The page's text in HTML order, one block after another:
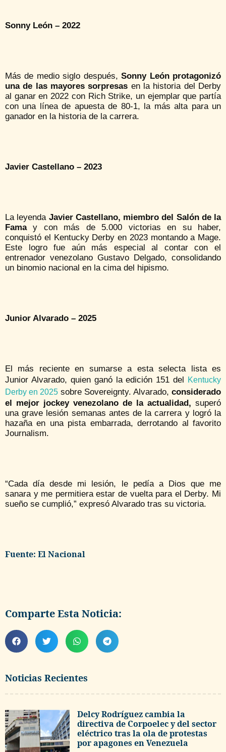
Noticias Recientes
Delcy Rodríguez cambia la
directiva de Corpoelec y del sector
eléctrico tras la ola de protestas
por apagones en Venezuela
Sonny León – 2022
Más de medio siglo después,Sonny León protagonizó
una de las mayores sorpresas en la historia del Derby
al ganar en 2022 con Rich Strike, un ejemplar que partía
con una línea de apuesta de 80-1, la más alta para un
ganador en la historia de la carrera.
Javier Castellano – 2023
La leyenda Javier Castellano, miembro del Salón de la
Famay con más de 5.000 victorias en su haber,
conquistó el Kentucky Derby en 2023 montando a Mage.
Este logro fue aún más especial al contar con el
entrenador venezolano Gustavo Delgado, consolidando
un binomio nacional en la cima del hipismo.
Junior Alvarado – 2025
El más reciente en sumarse a esta selecta lista es
Junior Alvarado, quien ganó la edición 151 del
Kentucky
Derby en 2025 sobre Sovereignty. Alvarado, considerado
el mejor jockey venezolano de la actualidad, superó
una grave lesión semanas antes de la carrera y logró la
hazaña en una pista embarrada, derrotando al favorito
Journalism.
“Cada día desde mi lesión, le pedía a Dios que me
sanara y me permitiera estar de vuelta para el Derby. Mi
sueño se cumplió,” expresó Alvarado tras su victoria.
Fuente: El Nacional
Comparte Esta Noticia: